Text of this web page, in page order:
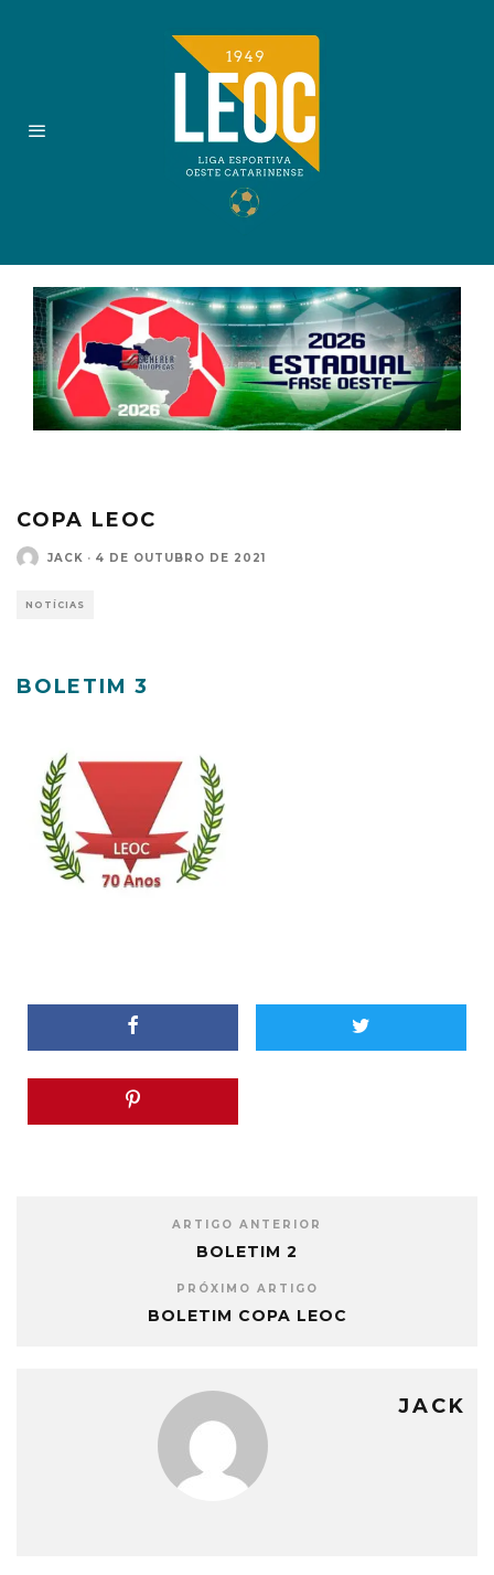
COPA LEOC
JACK · 4 DE OUTUBRO DE 2021
NOTÍCIAS
BOLETIM 3
ARTIGO ANTERIOR
BOLETIM 2
PRÓXIMO ARTIGO
BOLETIM COPA LEOC
JACK